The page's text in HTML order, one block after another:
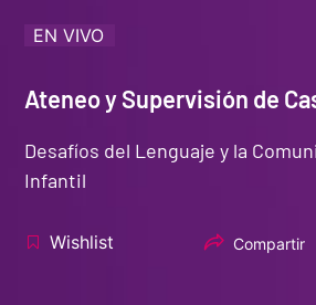
EN VIVO
Ateneo y Supervisión de
Desafíos del Lenguaje y la
Infantil
Wishlist Compartir